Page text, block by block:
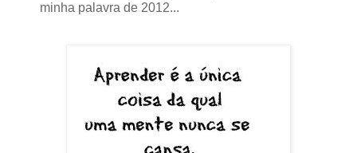
minha palavra de 2012...